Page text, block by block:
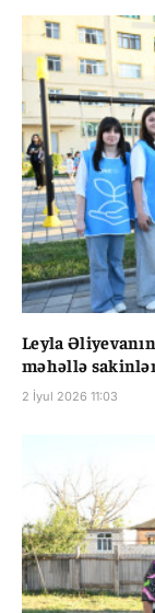
Leyla
məhəllə
2 İyul 2026 11:03